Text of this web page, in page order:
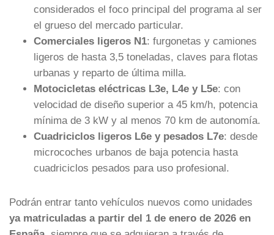
considerados el foco principal del programa al ser
el grueso del mercado particular.
Comerciales ligeros N1: furgonetas y camiones
ligeros de hasta 3,5 toneladas, claves para flotas
urbanas y reparto de última milla.
Motocicletas eléctricas L3e, L4e y L5e: con
velocidad de diseño superior a 45 km/h, potencia
mínima de 3 kW y al menos 70 km de autonomía.
Cuadriciclos ligeros L6e y pesados L7e: desde
microcoches urbanos de baja potencia hasta
cuadriciclos pesados para uso profesional.
Podrán entrar tanto vehículos nuevos como unidades
ya matriculadas a partir del 1 de enero de 2026 en